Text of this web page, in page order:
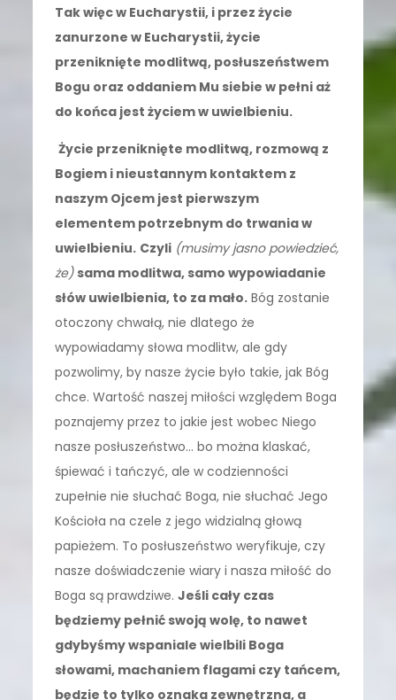
Tak więc w Eucharystii, i przez życie
zanurzone w Eucharystii, życie
przeniknięte modlitwą, posłuszeństwem
Bogu oraz oddaniem Mu siebie w pełni aż
do końca jest życiem w uwielbieniu.
Życie przeniknięte modlitwą, rozmową z
Bogiem i nieustannym kontaktem z
naszym Ojcem jest pierwszym
elementem potrzebnym do trwania w
uwielbieniu. Czyli (musimy jasno powiedzieć,
że) sama modlitwa, samo wypowiadanie
słów uwielbienia, to za mało. Bóg zostanie
otoczony chwałą, nie dlatego że
wypowiadamy słowa modlitw, ale gdy
pozwolimy, by nasze życie było takie, jak Bóg
chce. Wartość naszej miłości względem Boga
poznajemy przez to jakie jest wobec Niego
nasze posłuszeństwo… bo można klaskać,
śpiewać i tańczyć, ale w codzienności
zupełnie nie słuchać Boga, nie słuchać Jego
Kościoła na czele z jego widzialną głową
papieżem. To posłuszeństwo weryfikuje, czy
nasze doświadczenie wiary i nasza miłość do
Boga są prawdziwe.Jeśli cały czas
będziemy pełnić swoją wolę, to nawet
gdybyśmy wspaniale wielbili Boga
słowami, machaniem flagami czy tańcem,
będzie to tylko oznaka zewnętrzna, a